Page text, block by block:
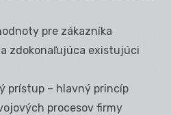
pre zákazníka
zdokonaľujúca existujúci
prístup – hlavný princíp
procesov firmy